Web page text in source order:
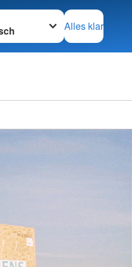
wechseln zu
Alles klar